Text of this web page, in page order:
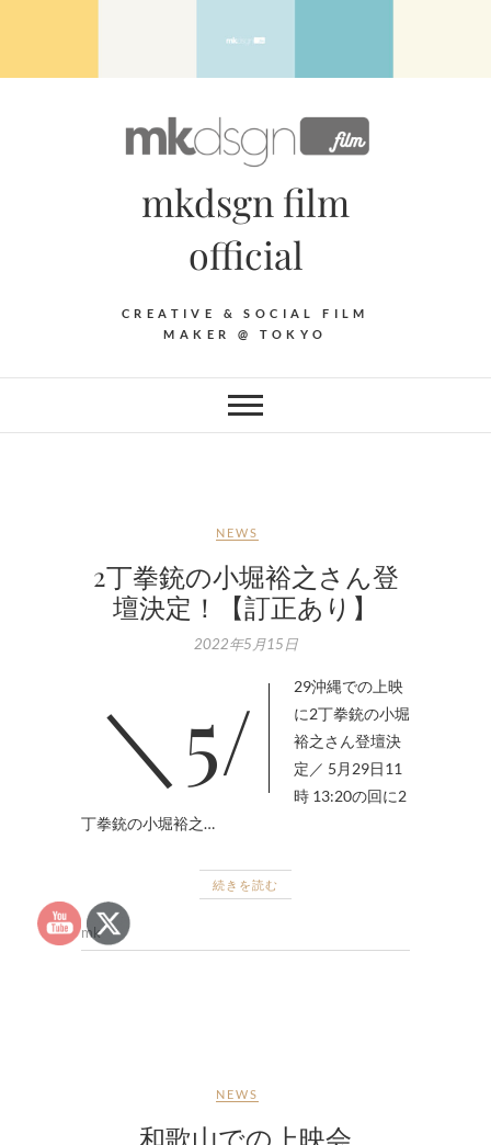
mkdsgn film
official
CREATIVE & SOCIAL FILM
MAKER @ TOKYO
NEWS
2丁拳銃の小堀裕之さん登
壇決定！【訂正あり】
2022年5月15日
＼5/29沖縄での上映
に2丁拳銃の小堀
裕之さん登壇決
定／ 5月29日11
時 13:20の回に2
丁拳銃の小堀裕之…
続きを読む
mk
NEWS
和歌山での上映会